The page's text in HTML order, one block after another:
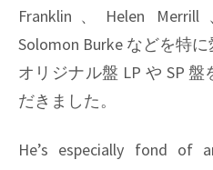
Franklin、Helen Merrill
Solomon Burke などを特
オリジナル盤 LP や SP
だきました。
He’s especially fond of